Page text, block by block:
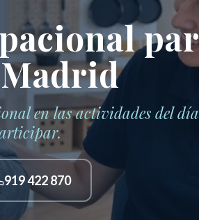
en las actividades del
919 422 870